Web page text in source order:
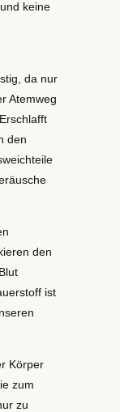
keine
da nur
Atemweg
den
den
ist
Körper
zum
zu